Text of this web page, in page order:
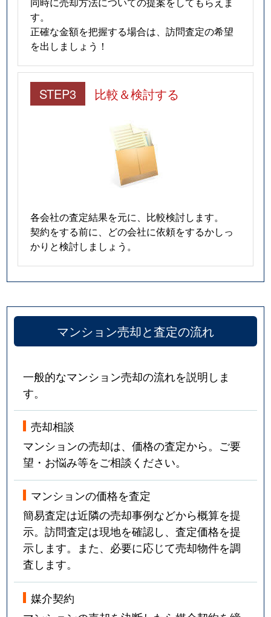
す。
正確な金額を把握する場合は、訪問査定の希望
を出しましょう！
STEP3 比較＆検討する
各会社の査定結果を元に、比較検討します。
契約をする前に、どの会社に依頼をするかしっ
かりと検討しましょう。
マンション売却と査定の流れ
一般的なマンション売却の流れを説明しま
す。
売却相談
マンションの売却は、価格の査定から。ご要
望・お悩み等をご相談ください。
マンションの価格を査定
簡易査定は近隣の売却事例などから概算を提
示。訪問査定は現地を確認し、査定価格を提
示します。また、必要に応じて売却物件を調
査します。
媒介契約